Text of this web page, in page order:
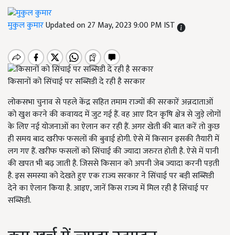
मुकुल कुमारUpdated on 27 May, 2023 9:00 PM IST
किसानों को सिंचाई पर सब्सिडी दे रही है सरकार
लोकसभा चुनाव से पहले केंद्र सहित तमाम राज्यों की सरकारें अन्नदाताओं
को खुश करने की कवायद में जुट गई हैं. वह आए दिन कृषि क्षेत्र से जुड़े लोगों
के लिए नई योजनाओं का ऐलान कर रही हैं. अगर खेती की बात करें तो कुछ
ही समय बाद खरीफ फसलों की बुवाई होगी. ऐसे में किसान इसकी तैयारी में
लग गए हैं. खरीफ फसलों को सिंचाई की ज्यादा जरुरत होती है. ऐसे में पानी
की खपत भी बढ़ जाती है. जिससे किसान को अपनी जेब ज्यादा करनी पड़ती
है. इस समस्या को देखते हुए एक राज्य सरकार ने सिंचाई पर बड़ी सब्सिडी
देने का ऐलान किया है. आइए, जानें किस राज्य में मिल रही है सिंचाई पर
सब्सिडी.